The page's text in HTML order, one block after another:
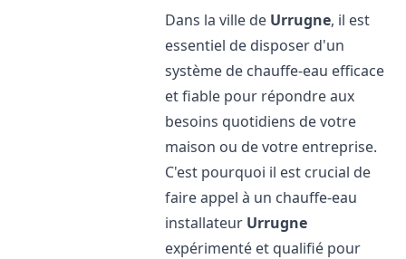
Dans la ville de Urrugne, il est
essentiel de disposer d'un
système de chauffe-eau efficace
et fiable pour répondre aux
besoins quotidiens de votre
maison ou de votre entreprise.
C'est pourquoi il est crucial de
faire appel à un chauffe-eau
installateur Urrugne
expérimenté et qualifié pour